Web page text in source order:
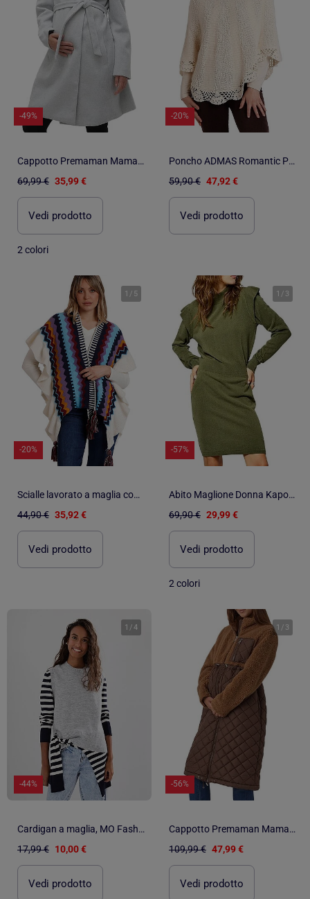
-49%
Cappotto Premaman Mamalicious
69,99 € 35,99 €
Vedi prodotto
2 colori
-20%
Poncho ADMAS Romantic Plain Knit per donna
59,90 € 47,92 €
Vedi prodotto
1 / 5
-20%
Scialle lavorato a maglia con volant da donna ADMAS
44,90 € 35,92 €
Vedi prodotto
1 / 3
-57%
Abito Maglione Donna Kaporal
69,90 € 29,99 €
Vedi prodotto
2 colori
1 /4
-44%
Cardigan a maglia, MO Fashion
17,99 € 10,00 €
Vedi prodotto
1 / 3
-56%
Cappotto Premaman Mamalicious
109,99 € 47,99 €
Vedi prodotto